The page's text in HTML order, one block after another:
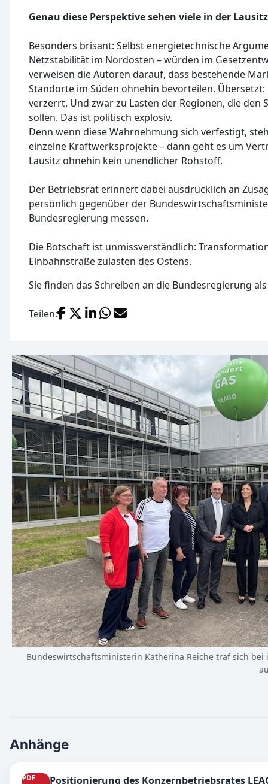
Genau diese Perspektive sehen viele in der
Besonders brisant: Selbst energietechnische
Netzstabilität im Nordosten – würden im
verweisen die Autoren darauf, dass bestehende
Standorte im Süden ohnehin bevorteilen.
verzerrt. Und zwar zu Lasten der Regionen, die
sollen. Das ist politisch explosiv.
Denn wenn diese Wahrnehmung sich verfestigt,
einzelne Kraftwerksprojekte – dann geht es um
Lausitz ohnehin kein unendlicher Rohstoff.
Der Betriebsrat erinnert dabei ausdrücklich an
persönlich gegenüber der
Bundesregierung messen.
Die Botschaft ist unmissverständlich:
Einbahnstraße zulasten des Ostens.
Sie finden das Schreiben an die Bundesregierung
Teilen: Facebook
X (Twitter)
LinkedIn
WhatsApp
Bundeswirtschaftsministerin Katherina Reiche traf sich bei
Anhänge
Positionierung des Konzernbetriebsrates